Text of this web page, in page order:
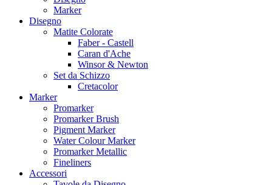
Marker
Disegno
Matite Colorate
Faber - Castell
Caran d'Ache
Winsor & Newton
Set da Schizzo
Cretacolor
Marker
Promarker
Promarker Brush
Pigment Marker
Water Colour Marker
Promarker Metallic
Fineliners
Accessori